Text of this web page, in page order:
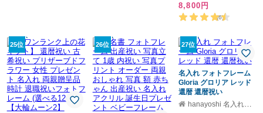
扉】出産祝い 赤ちゃん
手形 足形 木製 フォトフ
タンプ 写真立て 出産内
祝い 内祝い 出産 お返し
誕生記念 ベビー メモリ
アル 手形 足型 赤ちゃん
100日祝い ハーフバース
デー 1歳 名入れ ギフト
手足型 メッセージカー
ド 熨斗
8,800円
(6)
25位 26位 27位
名入れ フォトフレーム
Gloria グロリア レッド
還暦 還暦祝い
hanayoshi 名入れギフト